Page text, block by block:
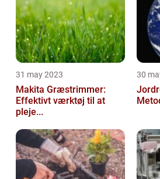
31 may 2023
Makita Græstrimmer:
Effektivt værktøj til at
pleje...
30